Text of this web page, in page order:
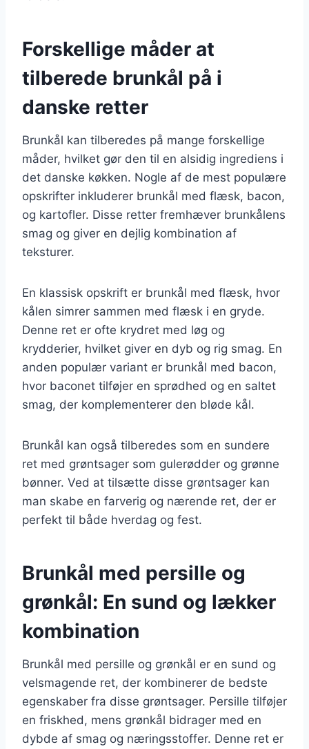
Forskellige måder at
tilberede brunkål på i
danske retter
Brunkål kan tilberedes på mange forskellige
måder, hvilket gør den til en alsidig ingrediens i
det danske køkken. Nogle af de mest populære
opskrifter inkluderer brunkål med flæsk, bacon,
og kartofler. Disse retter fremhæver brunkålens
smag og giver en dejlig kombination af
teksturer.
En klassisk opskrift er brunkål med flæsk, hvor
kålen simrer sammen med flæsk i en gryde.
Denne ret er ofte krydret med løg og
krydderier, hvilket giver en dyb og rig smag. En
anden populær variant er brunkål med bacon,
hvor baconet tilføjer en sprødhed og en saltet
smag, der komplementerer den bløde kål.
Brunkål kan også tilberedes som en sundere
ret med grøntsager som gulerødder og grønne
bønner. Ved at tilsætte disse grøntsager kan
man skabe en farverig og nærende ret, der er
perfekt til både hverdag og fest.
Brunkål med persille og
grønkål: En sund og lækker
kombination
Brunkål med persille og grønkål er en sund og
velsmagende ret, der kombinerer de bedste
egenskaber fra disse grøntsager. Persille tilføjer
en friskhed, mens grønkål bidrager med en
dybde af smag og næringsstoffer. Denne ret er